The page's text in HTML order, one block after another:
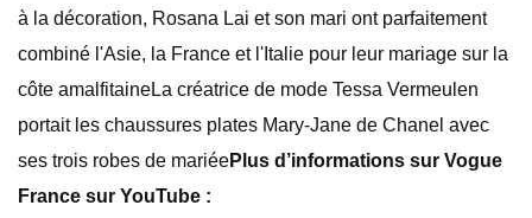
à la décoration, Rosana Lai et son mari ont parfaitement
combiné l'Asie, la France et l'Italie pour leur mariage sur la
côte amalfitaineLa créatrice de mode Tessa Vermeulen
portait les chaussures plates Mary-Jane de Chanel avec
ses trois robes de mariéePlus d’informations sur Vogue
France sur YouTube :